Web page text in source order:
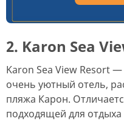
2. Karon Sea
Karon Sea View Resort
очень уютный отель,
пляжа Карон.
подходящей для